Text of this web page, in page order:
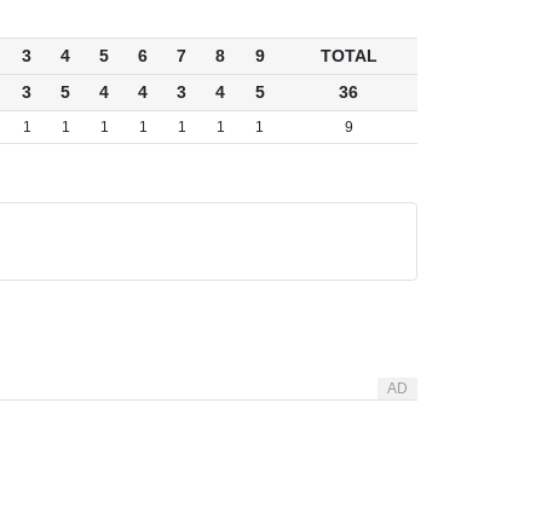
3 4 5 6 7 8 9
TOTAL
3 5 4 4 3 4 5 36
1 1 1 1 1 1 1 9
AD